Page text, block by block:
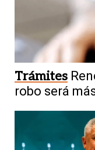
Trámites
robo será